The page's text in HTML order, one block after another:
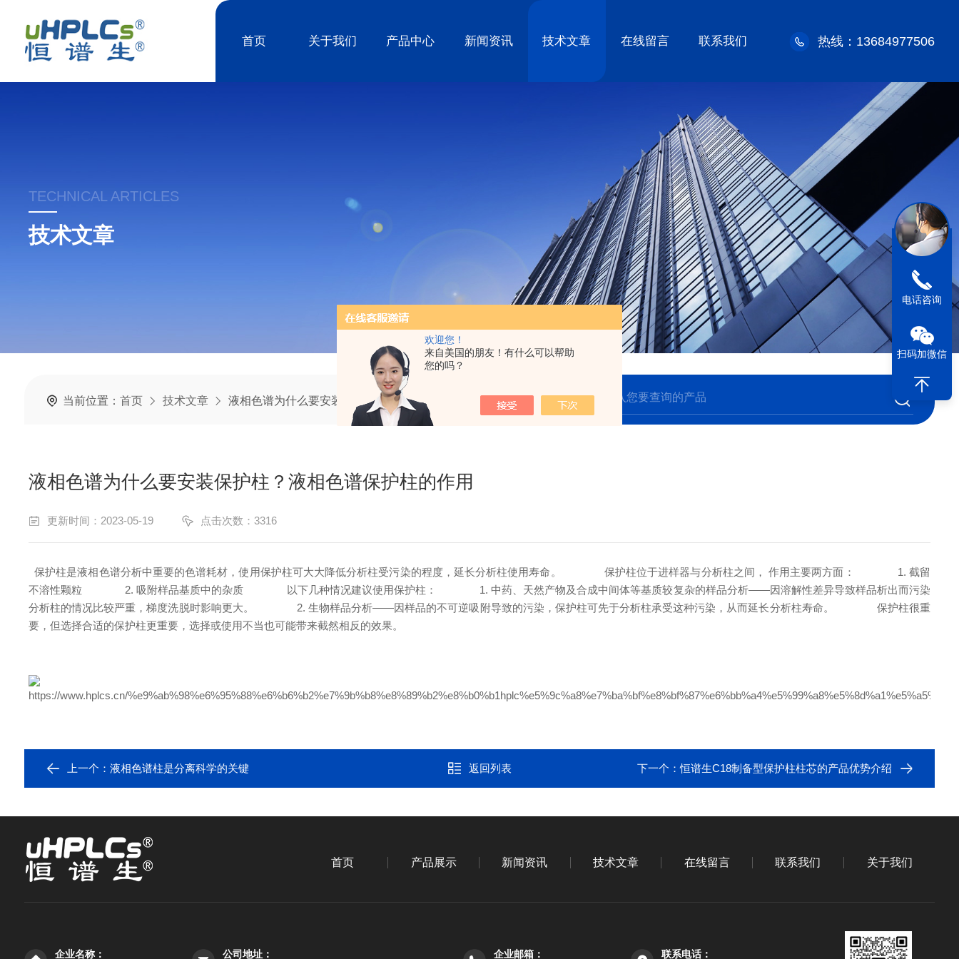
欢迎您！
来自美国的朋友！有什么可以帮助
您的吗？
首页 关于我们 产品中心 新闻资讯 技术文章 在线留言 联系我们 热线：13684977506
TECHNICAL ARTICLES
技术文章
当前位置： 首页 技术文章 液相色谱为什么要安装保护柱？液相色谱保护柱的作用
液相色谱为什么要安装保护柱？液相色谱保护柱的作用
更新时间：2023-05-19 点击次数：3316
保护柱是液相色谱分析中重要的色谱耗材，使用保护柱可大大降低分析柱受污染的程度，延长分析柱使用寿命。 保护柱位于进样器与分析柱之间， 作用主要两方面：
1. 截留
不溶性颗粒
2. 吸附样品基质中的杂质 以下几种情况建议使用保护柱：
1. 中药、天然产物及合成中间体等基质较复杂的样品分析——因溶解性差异导致样品析出而污染
分析柱的情况比较严重，梯度洗脱时影响更大。
2. 生物样品分析——因样品的不可逆吸附导致的污染，保护柱可先于分析柱承受这种污染，从而延长分析柱寿命。
保护柱很重
要，但选择合适的保护柱更重要，选择或使用不当也可能带来截然相反的效果。
上一个： 液相色谱柱是分离科学的关键 返回列表 下一个：恒谱生C18制备型保护柱柱芯的产品优势介绍
首页 产品展示 新闻资讯 技术文章 在线留言 联系我们 关于我们
企业名称： 公司地址： 企业邮箱： 联系电话：
电话咨询
扫码加微信